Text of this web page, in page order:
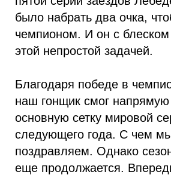
было набрать два очка,
чемпионом. И он с
этой непростой задачей.
Благодаря победе в
наш гонщик смог напрямую
основную сетку мировой
следующего года. С чем
поздравляем. Однако
еще продолжается.